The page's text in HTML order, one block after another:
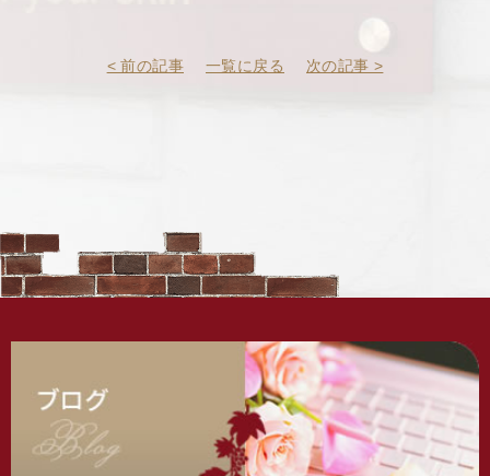
< 前の記事 一覧に戻る 次の記事 >